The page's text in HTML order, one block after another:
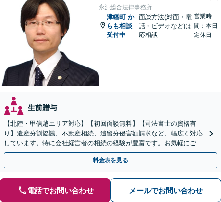
永淵総合法律事務所
津幡町 か
らも相談
受付中
面談方法(対面・電
話・ビデオなど)は
応相談
営業時
間：本日
定休日
生前贈与
【北陸・甲信越エリア対応】【初回面談無料】【司法書士の資格有
り】遺産分割協議、不動産相続、遺留分侵害額請求など、幅広く対応
しています。特に会社経営者の相続の経験が豊富です。お気軽にご相
談ください。【休日・夜間面談可】【オンライン面談可】
料金表を見る
電話でお問い合わせ メールでお問い合わせ